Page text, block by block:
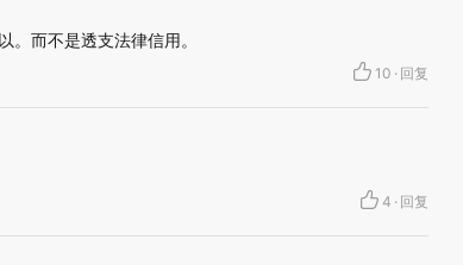
。而不是透支法律信用。
10 · 回复
4 · 回复